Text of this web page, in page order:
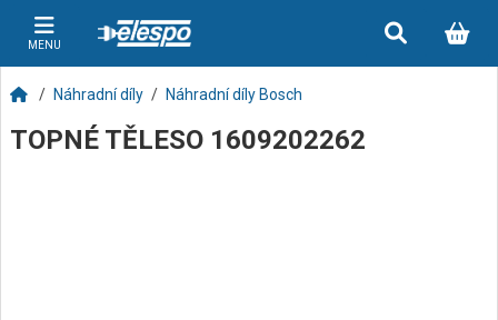
MENU
Náhradní díly Náhradní díly Bosch
TOPNÉ TĚLESO 1609202262